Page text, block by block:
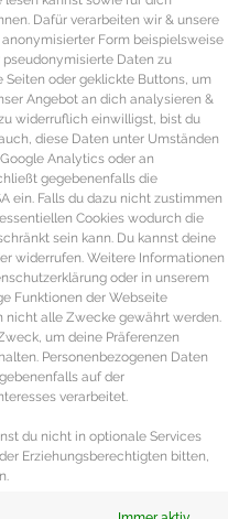
Dafür verarbeiten wir & unsere
Form beispielsweise
Daten zu
oder geklickte Buttons, um
Angebot an dich analysieren &
widerruflich einwilligst, bist du
diese Daten unter Umständen
Analytics oder an
gegebenenfalls die
ein. Falls du dazu nicht zustimmen
Cookies wodurch die
sein kann. Du kannst deine
widerrufen. Weitere Informationen
oder in unserem
Funktionen der Webseite
alle Zwecke gewährt werden.
um deine Präferenzen
Personenbezogenen Daten
auf der
verarbeitet.
du nicht in optionale Services
Erziehungsberechtigten bitten,
Chili con Carne
350 g